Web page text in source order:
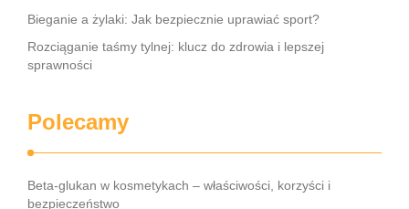
Bieganie a żylaki: Jak bezpiecznie uprawiać sport?
Rozciąganie taśmy tylnej: klucz do zdrowia i lepszej
sprawności
Polecamy
Beta-glukan w kosmetykach – właściwości, korzyści i
bezpieczeństwo